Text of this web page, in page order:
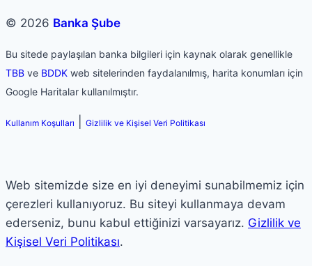
© 2026 Banka Şube
Bu sitede paylaşılan banka bilgileri için kaynak olarak genellikle
TBB ve BDDK web sitelerinden faydalanılmış, harita konumları için
Google Haritalar kullanılmıştır.
Kullanım Koşulları Gizlilik ve Kişisel Veri Politikası
Web sitemizde size en iyi deneyimi sunabilmemiz için
çerezleri kullanıyoruz. Bu siteyi kullanmaya devam
ederseniz, bunu kabul ettiğinizi varsayarız. Gizlilik ve
Kişisel Veri Politikası.